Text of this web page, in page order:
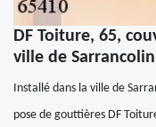
DF Toiture, 65,
ville de Sarrancolin
Installé dans la ville de
pose de gouttières DF